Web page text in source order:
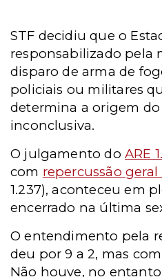
STF decidiu que o
responsabilizado pela
disparo de arma de
policiais ou militares
determina a origem
inconclusiva.
O julgamento do ARE
com repercussão
1.237), aconteceu em
encerrado na última
O entendimento pela
deu por 9 a 2, mas
Não houve, no